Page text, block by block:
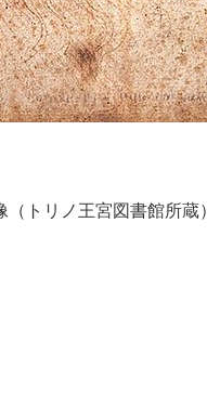
トリノ王宮図書館所蔵）